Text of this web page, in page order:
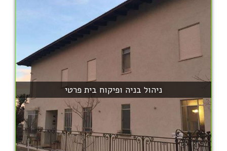
ניהול בניה ופיקוח בית פרטי